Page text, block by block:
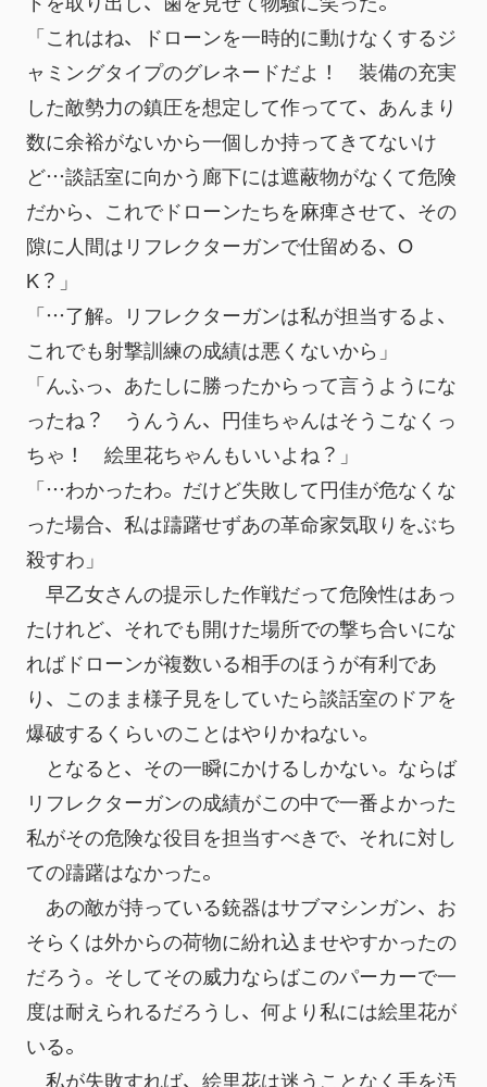
「これはね、ドローンを一時的に動けなくするジ
ャミングタイプのグレネードだよ！　装備の充実
した敵勢力の鎮圧を想定して作ってて、あんまり
数に余裕がないから一個しか持ってきてないけ
ど…談話室に向かう廊下には遮蔽物がなくて危険
だから、これでドローンたちを麻痺させて、その
隙に人間はリフレクターガンで仕留める、O
K？」
「…了解。リフレクターガンは私が担当するよ、
これでも射撃訓練の成績は悪くないから」
「んふっ、あたしに勝ったからって言うようにな
ったね？　うんうん、円佳ちゃんはそうこなくっ
ちゃ！　絵里花ちゃんもいいよね？」
「…わかったわ。だけど失敗して円佳が危なくな
った場合、私は躊躇せずあの革命家気取りをぶち
殺すわ」
早乙女さんの提示した作戦だって危険性はあっ
たけれど、それでも開けた場所での撃ち合いにな
ればドローンが複数いる相手のほうが有利であ
り、このまま様子見をしていたら談話室のドアを
爆破するくらいのことはやりかねない。
となると、その一瞬にかけるしかない。ならば
リフレクターガンの成績がこの中で一番よかった
私がその危険な役目を担当すべきで、それに対し
ての躊躇はなかった。
あの敵が持っている銃器はサブマシンガン、お
そらくは外からの荷物に紛れ込ませやすかったの
だろう。そしてその威力ならばこのパーカーで一
度は耐えられるだろうし、何より私には絵里花が
いる。
私が失敗すれば、絵里花は迷うことなく手を汚